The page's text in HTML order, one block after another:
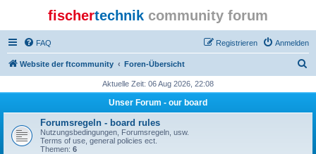
fischertechnik community forum
FAQ Anmelden
Registrieren
Website der ftcommunity Foren-Übersicht
h
Aktuelle Zeit: 06 Aug 2026, 22:08
Unser Forum - our board
Forumsregeln - board rules
Nutzungsbedingungen, Forumsregeln, usw.
Terms of use, general policies ect.
Themen: 6